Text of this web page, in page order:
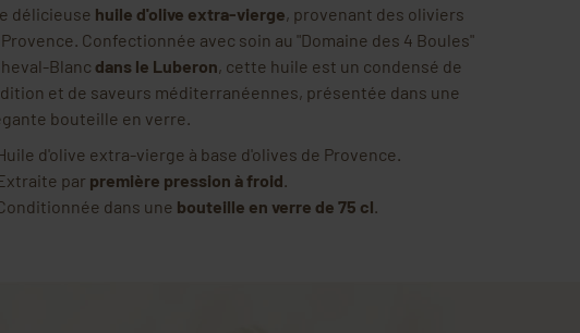
délicieuse huile d'olive extra-vierge, provenant des oliviers
Confectionnée avec soin au "Domaine des 4 Boules"
Blanc dans le Luberon, cette huile est un condensé de
et de saveurs méditerranéennes, présentée dans une
bouteille en verre.
d'olive extra-vierge à base d'olives de Provence.
par première pression à froid.
dans une bouteille en verre de 75 cl.